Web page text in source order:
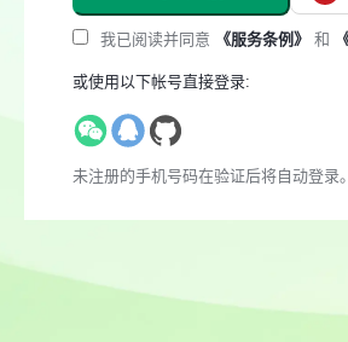
我已阅读并同意 《服务条例》 和
或使用以下帐号直接登录:
未注册的手机号码在验证后将自动登录。